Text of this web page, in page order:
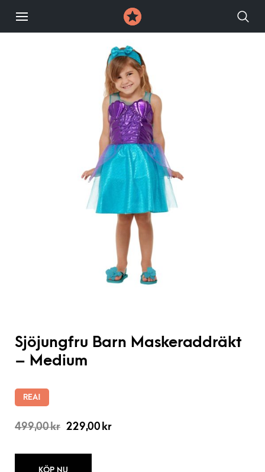
Sjöjungfru Barn Maskeraddräkt
– Medium
REA!
499,00kr 229,00 kr
KÖP NU